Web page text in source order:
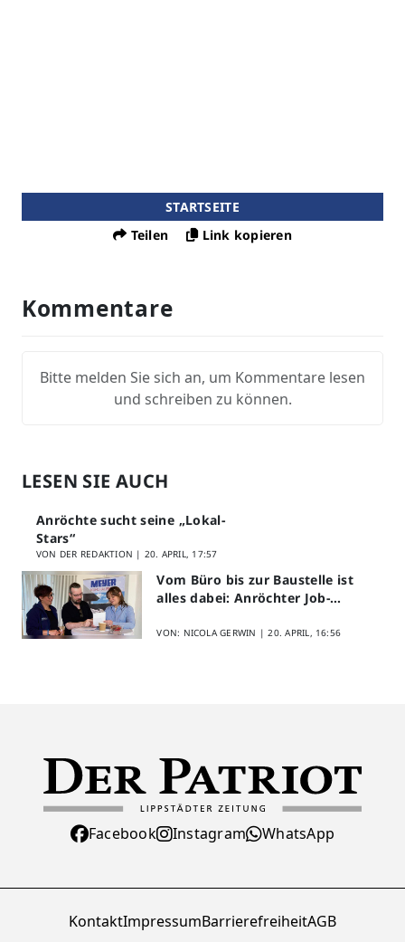
STARTSEITE
Teilen
Link kopieren
Kommentare
Bitte melden Sie sich an, um Kommentare lesen
und schreiben zu können.
LESEN SIE AUCH
Anröchte sucht seine „Lokal-
Stars“
VON DER REDAKTION | 20. APRIL, 17:57
Vom Büro bis zur Baustelle ist
alles dabei: Anröchter Job-
VON: NICOLA GERWIN |20. APRIL, 16:56
Facebook Instagram WhatsApp
KontaktImpressumBarrierefreiheitAGB